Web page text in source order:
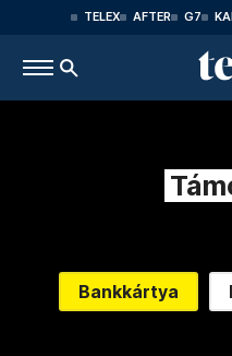
TELEX AFTER G7
Bankkártya